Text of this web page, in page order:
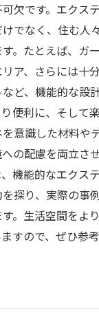
欠です。エクス
でなく、住む人
。たとえば、ガ
ア、さらには十
ど、機能的な設
便利に、そして
意識した材料や
の配慮を両立さ
機能的なエクス
探り、実際の事
。生活空間をよ
すので、ぜひ参